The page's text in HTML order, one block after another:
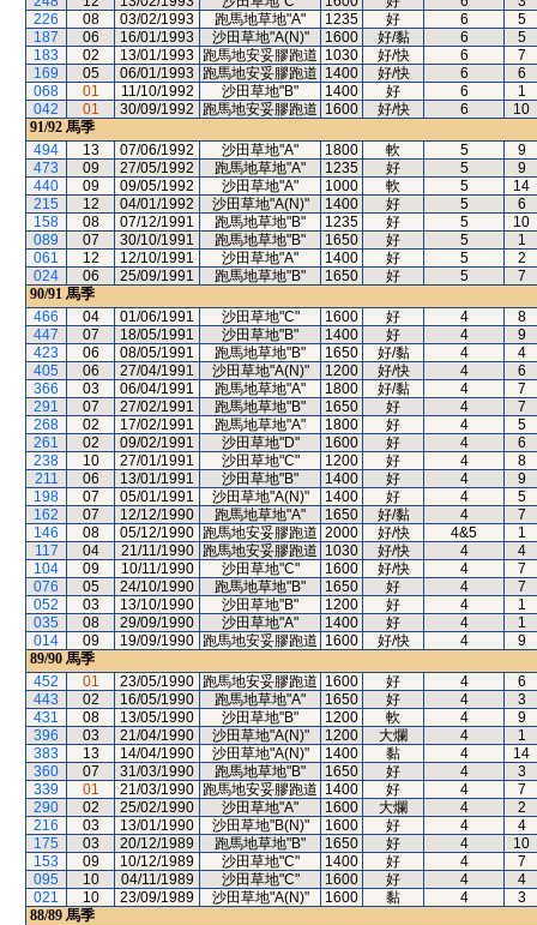
226
08 03/02/1993 跑馬地草地"A" 1235 好 6
5
187
06 16/01/1993 沙田草地"A(N)" 1600 好/黏 6
5
183
02 13/01/1993 跑馬地安妥膠跑道 1030 好/快 6
7
169
05 06/01/1993 跑馬地安妥膠跑道 1400 好/快 6
6
068
01 11/10/1992 沙田草地"B" 1400 好 6
1
042
01 30/09/1992 跑馬地安妥膠跑道 1600 好/快 6
10
91/92 馬季
494
13 07/06/1992 沙田草地"A" 1800 軟 5
9
473
09 27/05/1992 跑馬地草地"A" 1235 好 5
9
440
09 09/05/1992 沙田草地"A" 1000 軟 5
14
215
12 04/01/1992 沙田草地"A(N)" 1400 好 5
6
158
08 07/12/1991 跑馬地草地"B" 1235 好 5
10
089
07 30/10/1991 跑馬地草地"B" 1650 好 5
1
061
12 12/10/1991 沙田草地"A" 1400 好 5
2
024
06 25/09/1991 跑馬地草地"B" 1650 好 5
7
90/91 馬季
466
04 01/06/1991 沙田草地"C" 1600 好 4
8
447
07 18/05/1991 沙田草地"B" 1400 好 4
9
423
06 08/05/1991 跑馬地草地"B" 1650 好/黏 4
4
405
06 27/04/1991 沙田草地"A(N)" 1200 好/快 4
6
366
03 06/04/1991 跑馬地草地"A" 1800 好/黏 4
7
291
07 27/02/1991 跑馬地草地"B" 1650 好 4
7
268
02 17/02/1991 跑馬地草地"A" 1800 好 4
5
261
02 09/02/1991 沙田草地"D" 1600 好 4
6
238
10 27/01/1991 沙田草地"C" 1200 好 4
8
211
06 13/01/1991 沙田草地"B" 1400 好 4
9
198
07 05/01/1991 沙田草地"A(N)" 1400 好 4
5
162
07 12/12/1990 跑馬地草地"A" 1650 好/黏 4
7
146
08 05/12/1990 跑馬地安妥膠跑道 2000 好/快 4&5
1
117
04 21/11/1990 跑馬地安妥膠跑道 1030 好/快 4
4
104
09 10/11/1990 沙田草地"C" 1600 好/快 4
7
076
05 24/10/1990 跑馬地草地"B" 1650 好 4
7
052
03 13/10/1990 沙田草地"B" 1200 好 4
1
035
08 29/09/1990 沙田草地"A" 1400 好 4
1
014
09 19/09/1990 跑馬地安妥膠跑道 1600 好/快 4
9
89/90 馬季
452
01 23/05/1990 跑馬地安妥膠跑道 1600 好 4
6
443
02 16/05/1990 跑馬地草地"A" 1650 好 4
3
431
08 13/05/1990 沙田草地"B" 1200 軟 4
9
396
03 21/04/1990 沙田草地"A(N)" 1200 大爛 4
1
383
13 14/04/1990 沙田草地"A(N)" 1400 黏 4
14
360
07 31/03/1990 跑馬地草地"B" 1650 好 4
3
339
01 21/03/1990 跑馬地安妥膠跑道 1400 好 4
7
290
02 25/02/1990 沙田草地"A" 1600 大爛 4
2
216
03 13/01/1990 沙田草地"B(N)" 1600 好 4
4
175
03 20/12/1989 跑馬地草地"B" 1650 好 4
10
153
09 10/12/1989 沙田草地"C" 1400 好 4
7
095
10 04/11/1989 沙田草地"C" 1600 好 4
4
021
10 23/09/1989 沙田草地"A(N)" 1600 黏 4
3
88/89 馬季